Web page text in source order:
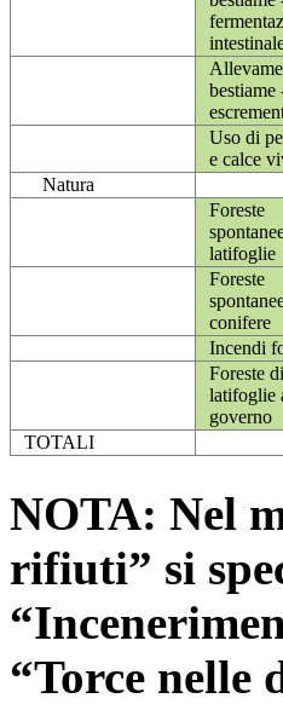
bestiame
Uso di
e calce
Natura
Foreste
latifoglie
Foreste
conifere
Incendi
Foreste di
latifoglie
governo
TOTALI
NOTA: Nel
rifiuti” si
“Torce nelle